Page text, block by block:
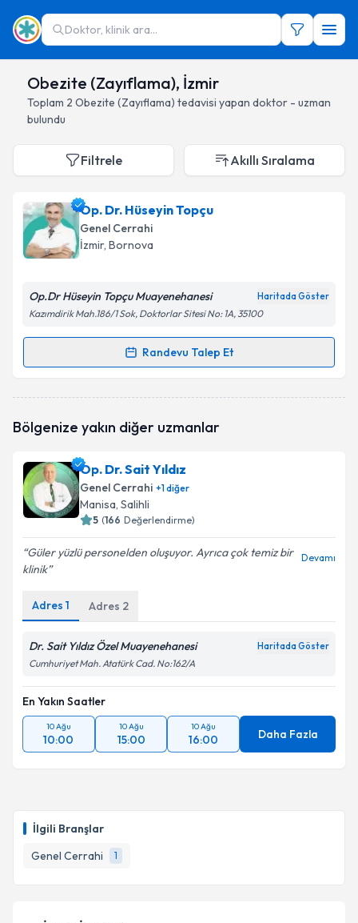
Doktor, klinik ara...
Obezite (Zayıflama), İzmir
Toplam 2 Obezite (Zayıflama) tedavisi yapan doktor - uzman
bulundu
İlgili Branşlar
Genel Cerrahi
1
Filtrele Akıllı Sıralama
Op. Dr. Hüseyin Topçu
Genel Cerrahi
İzmir, Bornova
Op.Dr Hüseyin Topçu Muayenehanesi Haritada Göster
Kazımdirik Mah.186/1 Sok, Doktorlar Sitesi No: 1A, 35100
Randevu Talep Et
Randevu Takvimi Talebi
oluşturun. Size bu uzmandan randevu almanız için bir
E-posta Adresiniz
Kişisel verilerimin işlenmesine ilişkinAydınlatma
Takvim Talebini Gönder
Bölgenize yakın diğer uzmanlar
Op. Dr. Sait Yıldız
Genel Cerrahi +1diğer
Manisa, Salihli
5 (166 Değerlendirme)
Güler yüzlü personelden oluşuyor. Ayrıca çok temiz bir
klinik
Devamı
Adres 1 Adres 2
Dr. Sait Yıldız Özel Muayenehanesi Haritada Göster
Cumhuriyet Mah. Atatürk Cad. No:162/A
En Yakın Saatler
10 Ağu
10:00
10 Ağu
15:00
10 Ağu
16:00 Daha Fazla